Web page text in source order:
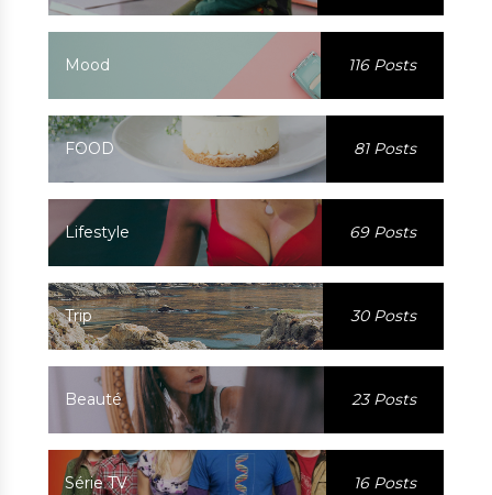
Mood 116 Posts
FOOD 81 Posts
Lifestyle 69 Posts
Trip 30 Posts
Beauté 23 Posts
Série TV 16 Posts